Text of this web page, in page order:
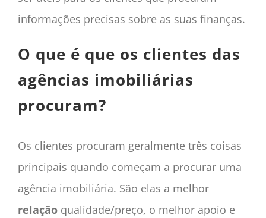
informações precisas sobre as suas finanças.
O que é que os clientes das
agências imobiliárias
procuram?
Os clientes procuram geralmente três coisas
principais quando começam a procurar uma
agência imobiliária. São elas a melhor
relaçãoqualidade/preço, o melhor apoio e